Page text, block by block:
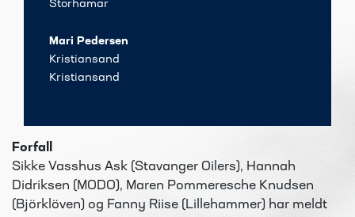
Storhamar
Mari Pedersen
Kristiansand
Kristiansand
Forfall
Sikke Vasshus Ask (​Stavanger Oilers), Hannah
Didriksen (MODO), Maren Pommeresche Knudsen
(Björklöven) og Fanny Riise (Lillehammer) har meldt